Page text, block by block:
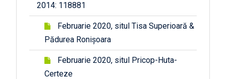
2014: 118881
Februarie 2020, situl Tisa Superioară &
Pădurea Ronișoara
Februarie 2020, situl Pricop-Huta-
Certeze